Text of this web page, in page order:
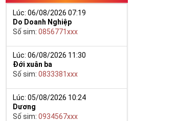
Lúc: 06/08/2026 07:19
Do Doanh Nghiệp
Số sim:0856771xxx
Lúc: 06/08/2026 11:30
Đới xuân ba
Số sim:0833381xxx
Lúc: 05/08/2026 10:24
Dương
Số sim:0934567xxx